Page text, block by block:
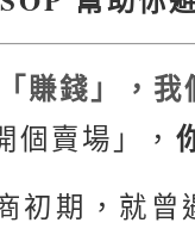
賺錢」，
個賣場」，
初期，就